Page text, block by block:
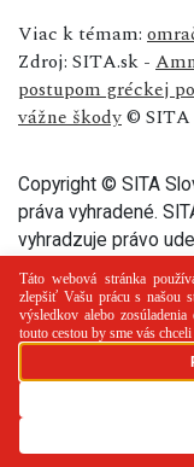
Viac k témam:
Zdroj: SITA.sk -
postupom gréckej
vážne škody© SITA
Copyright © SITA
práva vyhradené.
vyhradzuje právo
PR článok
používania cookies